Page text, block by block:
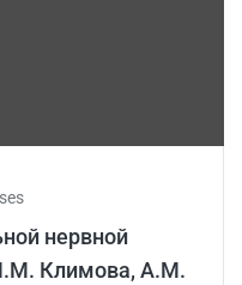
нервной
Климова, А.М.